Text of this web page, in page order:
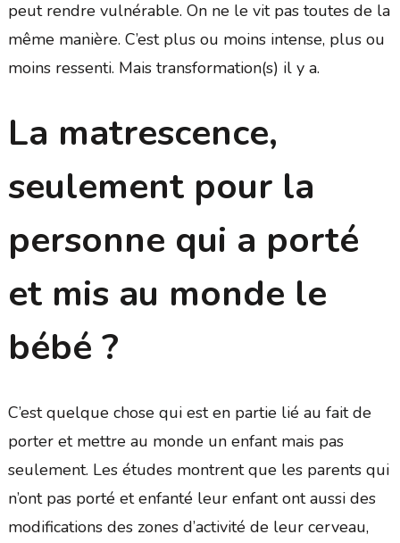
peut rendre vulnérable. On ne le vit pas toutes de la
même manière. C’est plus ou moins intense, plus ou
moins ressenti. Mais transformation(s) il y a.
La matrescence,
seulement pour la
personne qui a porté
et mis au monde le
bébé ?
C’est quelque chose qui est en partie lié au fait de
porter et mettre au monde un enfant mais pas
seulement. Les études montrent que les parents qui
n’ont pas porté et enfanté leur enfant ont aussi des
modifications des zones d’activité de leur cerveau,